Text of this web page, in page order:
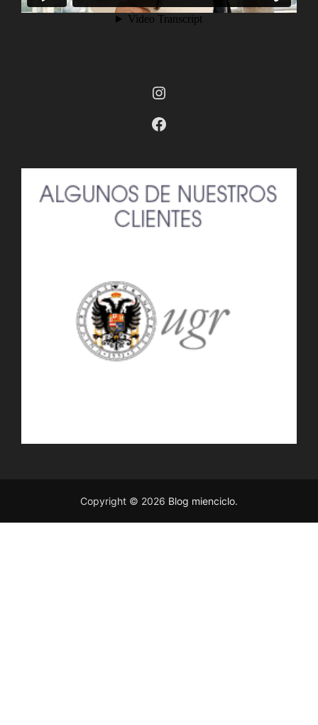
Instagram
Facebook
Copyright © 2026 Blog mienciclo.